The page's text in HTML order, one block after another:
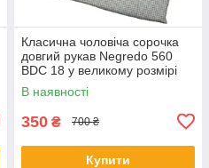
Класична чоловіча сорочка
довгий рукав Negredo 560
BDC 18 у великому розмірі
В наявності
350 ₴ 700 ₴
Купити